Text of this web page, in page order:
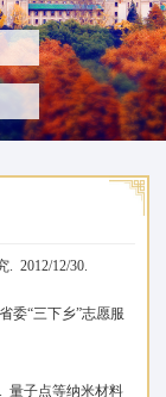
2012/12/30.
委“三下乡”志愿服
量子点等纳米材料